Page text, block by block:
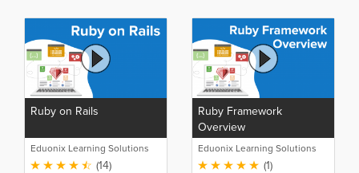
Ruby on Rails
Eduonix Learning Solutions
(14)
Ruby Framework
Overview
Eduonix Learning Solutions
(1)